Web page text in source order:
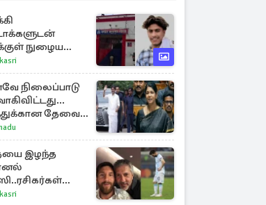
நுழைய
சிறுமி:
கூறிய
நிலைப்பாடு
தேவை
கனிமொழி
இழந்த